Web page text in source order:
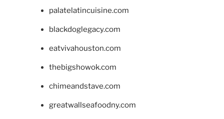
palatelatincuisine.com
blackdoglegacy.com
eatvivahouston.com
thebigshowok.com
chimeandstave.com
greatwallseafoodny.com